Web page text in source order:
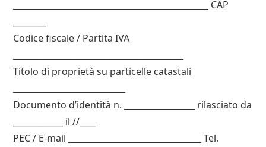
_______________________________________________ CAP
Codice fiscale / Partita IVA
Titolo di proprietà su particelle catastali
Documento d’identità n. _________________ rilasciato da
____________ il //____
PEC / E-mail ________________________________ Tel.